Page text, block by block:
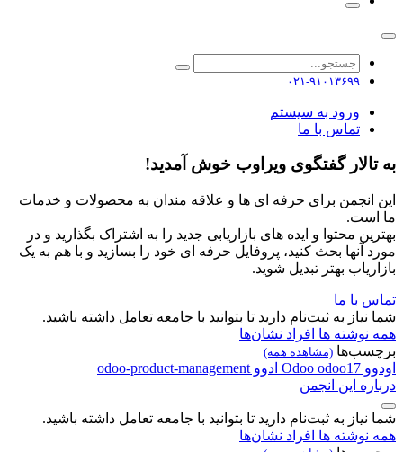
۰۲۱-۹۱۰۱۳۶۹۹
ورود به سیستم
تماس با ما
به تالار گفتگوی ویراوب خوش آمدید!
این انجمن برای حرفه ای ها و علاقه مندان به محصولات و خدمات
ما است.
بهترین محتوا و ایده های بازاریابی جدید را به اشتراک بگذارید و در
مورد آنها بحث کنید، پروفایل حرفه ای خود را بسازید و با هم به یک
بازاریاب بهتر تبدیل شوید.
تماس با ما
شما نیاز به ثبت‌نام دارید تا بتوانید با جامعه تعامل داشته باشید.
همه نوشته ها افراد نشان‌ها
برچسب‌ها (مشاهده همه)
اودوو Odoo odoo17 ادوو odoo-product-management
درباره این انجمن
شما نیاز به ثبت‌نام دارید تا بتوانید با جامعه تعامل داشته باشید.
همه نوشته ها افراد نشان‌ها